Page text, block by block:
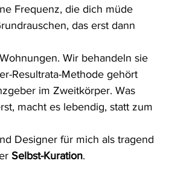
Frequenz, die dich müde
das erst dann
Wir behandeln sie
Resultrata-Methode gehört
im Zweitkörper. Was
macht es lebendig, statt zum
Designer für mich als tragend
Selbst-Kuration.